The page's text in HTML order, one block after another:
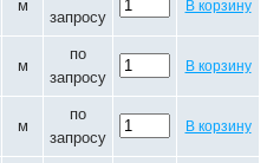
м
запросу
В корзину
м
по
запросу
В корзину
м
по
запросу
В корзину